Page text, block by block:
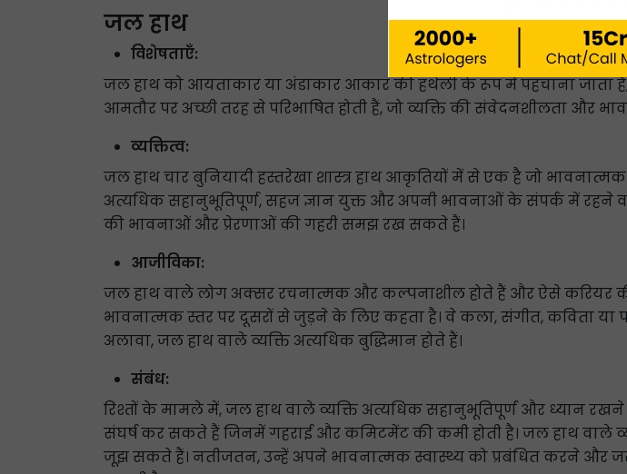
जल हाथ
विशेषताएँ:
जल हाथ को आयताकार या अंडाकार आकार की हथेली के रूप में पहचाना जाता
आमतौर पर अच्छी तरह से परिभाषित होती हैं, जो व्यक्ति की संवेदनशीलता और
व्यक्तित्व:
जल हाथ चार बुनियादी हस्तरेखा शास्त्र हाथ आकृतियों में से एक है जो
अत्यधिक सहानुभूतिपूर्ण, सहज ज्ञान युक्त और अपनी भावनाओं के संपर्क में
की भावनाओं और प्रेरणाओं की गहरी समझ रख सकते हैं।
आजीविका:
जल हाथ वाले लोग अक्सर रचनात्मक और कल्पनाशील होते हैं और ऐसे करियर
भावनात्मक स्तर पर दूसरों से जुड़ने के लिए कहता है। वे कला, संगीत, कविता या
अलावा, जल हाथ वाले व्यक्ति अत्यधिक बुद्धिमान होते हैं।
संबंध:
रिश्तों के मामले में, जल हाथ वाले व्यक्ति अत्यधिक सहानुभूतिपूर्ण और ध्यान
संघर्ष कर सकते हैं जिनमें गहराई और कमिटमेंट की कमी होती है। जल हाथ वाले
जूझ सकते हैं। नतीजतन, उन्हें अपने भावनात्मक स्वास्थ्य को प्रबंधित करने और